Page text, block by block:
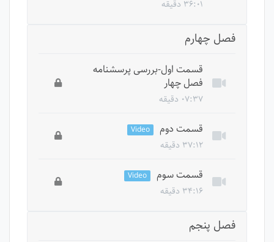
۳۶:۰۱ دقیقه
درس ها باید دوره را بخرید.
فصل چهارم
قسمت اول-بررسی پرسشنامه
فصل چهار
۰۷:۳۷ دقیقه
این درس خصوصی است، برای دسترسی به تمام
درس ها باید دوره را بخرید.
قسمت دوم Video
۳۷:۱۲ دقیقه
این درس خصوصی است، برای دسترسی به تمام
درس ها باید دوره را بخرید.
قسمت سوم Video
۳۴:۱۶ دقیقه
درس ها باید دوره را بخرید.
فصل پنجم